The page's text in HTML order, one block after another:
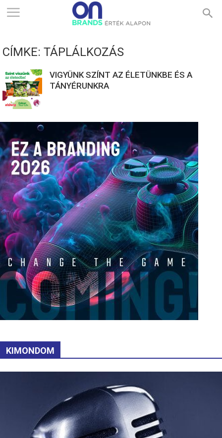
ONBRANDS
ÉRTÉK
ALAPON
CÍMKE: TÁPLÁLKOZÁS
VIGYÜNK SZÍNT AZ ÉLETÜNKBE ÉS A
TÁNYÉRUNKRA
KIMONDOM